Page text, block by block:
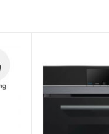
4D
đều ở bất kỳ vị
phân phối nhiệt